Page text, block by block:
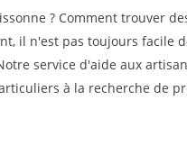
? Comment trouver
il n'est pas toujours facile
service d'aide aux
à la recherche de